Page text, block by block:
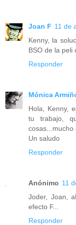
Joan F 11 de
Kenny, la
BSO de la peli
Responder
Mónica
Hola, Kenny,
tu trabajo,
cosas...mucho
Un saludo
Responder
Anónimo 11
Joder, Joan,
efecto F...
Responder